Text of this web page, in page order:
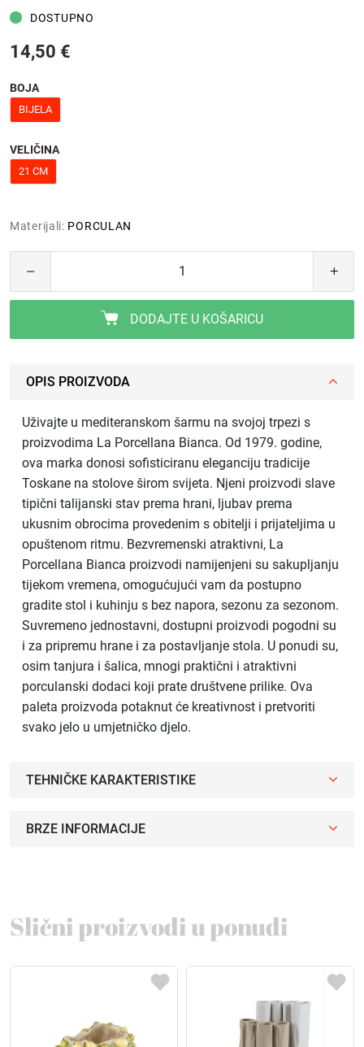
DOSTUPNO
14,50 €
BOJA
BIJELA
VELIČINA
21 CM
Materijali: PORCULAN
DODAJTE U KOŠARICU
OPIS PROIZVODA
Uživajte u mediteranskom šarmu na svojoj trpezi s
proizvodima La Porcellana Bianca. Od 1979. godine,
ova marka donosi sofisticiranu eleganciju tradicije
Toskane na stolove širom svijeta. Njeni proizvodi slave
tipični talijanski stav prema hrani, ljubav prema
ukusnim obrocima provedenim s obitelji i prijateljima u
opuštenom ritmu. Bezvremenski atraktivni, La
Porcellana Bianca proizvodi namijenjeni su sakupljanju
tijekom vremena, omogućujući vam da postupno
gradite stol i kuhinju s bez napora, sezonu za sezonom.
Suvremeno jednostavni, dostupni proizvodi pogodni su
i za pripremu hrane i za postavljanje stola. U ponudi su,
osim tanjura i šalica, mnogi praktični i atraktivni
porculanski dodaci koji prate društvene prilike. Ova
paleta proizvoda potaknut će kreativnost i pretvoriti
svako jelo u umjetničko djelo.
TEHNIČKE KARAKTERISTIKE
BRZE INFORMACIJE
Slični proizvodi u ponudi